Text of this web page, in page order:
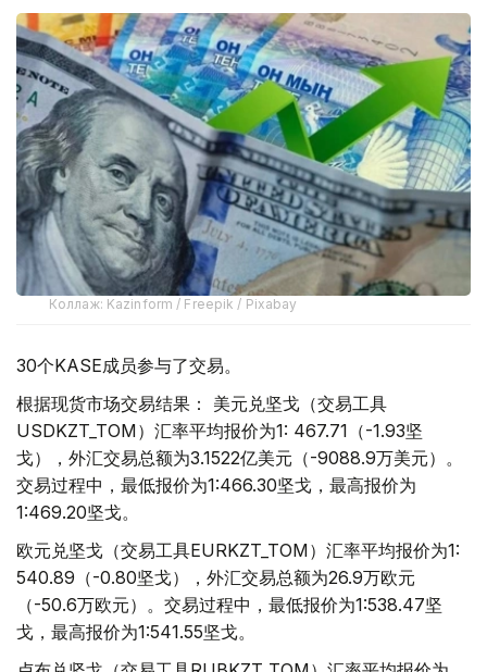
Коллаж: Kazinform / Freepik / Pixabay
30个KASE成员参与了交易。
根据现货市场交易结果： 美元兑坚戈（交易工具
USDKZT_TOM）汇率平均报价为1: 467.71（-1.93坚
戈），外汇交易总额为3.1522亿美元（-9088.9万美元）。
交易过程中，最低报价为1:466.30坚戈，最高报价为
1:469.20坚戈。
欧元兑坚戈（交易工具EURKZT_TOM）汇率平均报价为1:
540.89（-0.80坚戈），外汇交易总额为26.9万欧元
（-50.6万欧元）。交易过程中，最低报价为1:538.47坚
戈，最高报价为1:541.55坚戈。